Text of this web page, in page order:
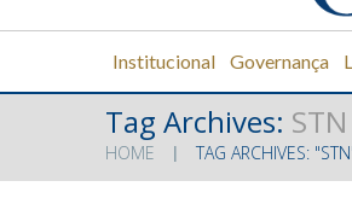
Institucional Governança
Tag Archives: STN
HOME TAG ARCHIVES: